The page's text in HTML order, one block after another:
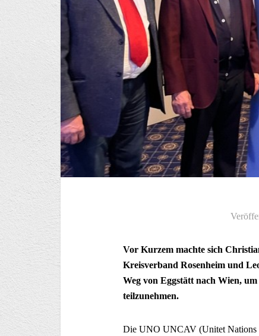
Vor Kurzem machte sich
Kreisverband Rosenheim und
Weg von Eggstätt nach Wien,
teilzunehmen.
Die UNO UNCAV (Unitet Nations